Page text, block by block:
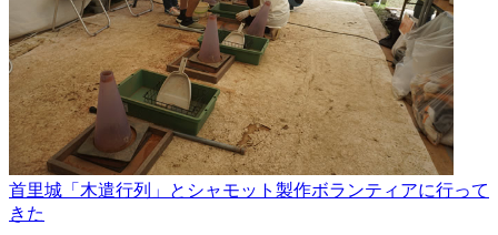
首里城「木遣行列」とシャモット製作ボランティアに行って
きた